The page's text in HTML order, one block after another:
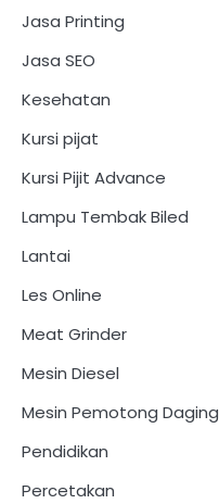
Jasa Printing
Jasa SEO
Kesehatan
Kursi pijat
Kursi Pijit Advance
Lampu Tembak Biled
Lantai
Les Online
Meat Grinder
Mesin Diesel
Mesin Pemotong Daging
Pendidikan
Percetakan